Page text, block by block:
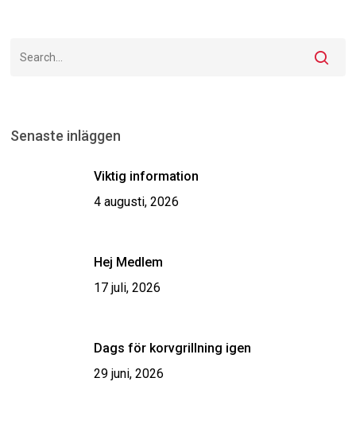
Senaste inläggen
Viktig information
4 augusti, 2026
Hej Medlem
17 juli, 2026
Dags för korvgrillning igen
29 juni, 2026